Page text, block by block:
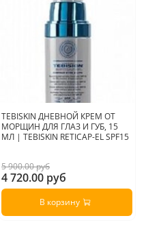
TEBISKIN ДНЕВНОЙ КРЕМ ОТ
МОРЩИН ДЛЯ ГЛАЗ И ГУБ, 15
МЛ | TEBISKIN RETICAP-EL SPF15
5 900.00 руб
4 720.00 руб
В корзину